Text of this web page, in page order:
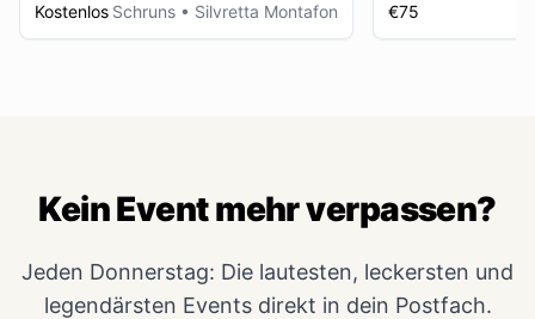
Kostenlos Schruns • Silvretta Montafon €75
Kein Event mehr verpassen?
Jeden Donnerstag: Die lautesten, leckersten und
legendärsten Events direkt in dein Postfach.